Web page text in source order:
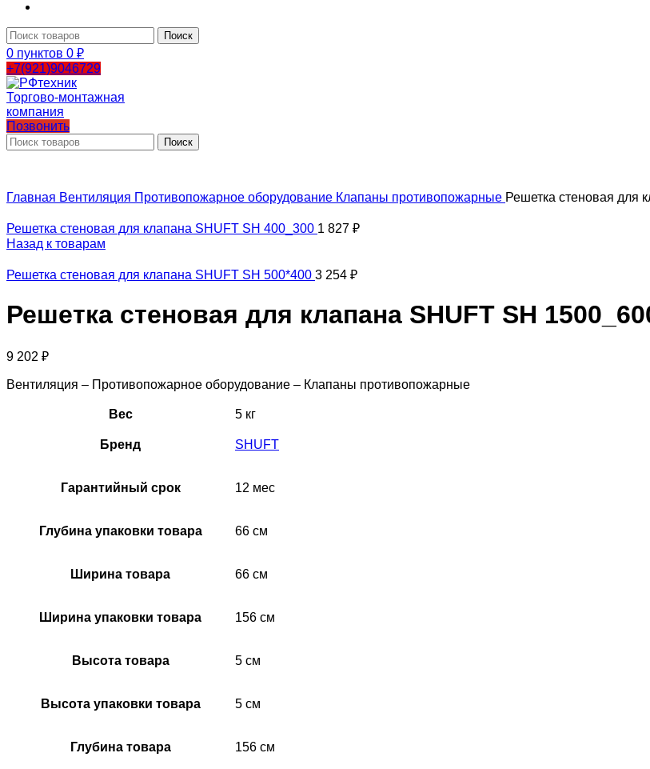
Поиск
0 пунктов 0 ₽
+7(921)9046729
Позвонить
Поиск
Главная Вентиляция Противопожарное оборудование Клапаны противопожарные Решетка стеновая для
Решетка стеновая для клапана SHUFT SH 400_300 1 827 ₽
Назад к товарам
Решетка стеновая для клапана SHUFT SH 500*400 3 254 ₽
Решетка стеновая для клапана SHUFT SH
9 202 ₽
Вентиляция – Противопожарное оборудование – Клапаны противопожарные
Вес 5 кг
Бренд SHUFT
Гарантийный срок 12 мес
Глубина упаковки товара 66 см
Ширина товара 66 см
Ширина упаковки товара 156 см
Высота товара 5 см
Высота упаковки товара 5 см
Глубина товара 156 см